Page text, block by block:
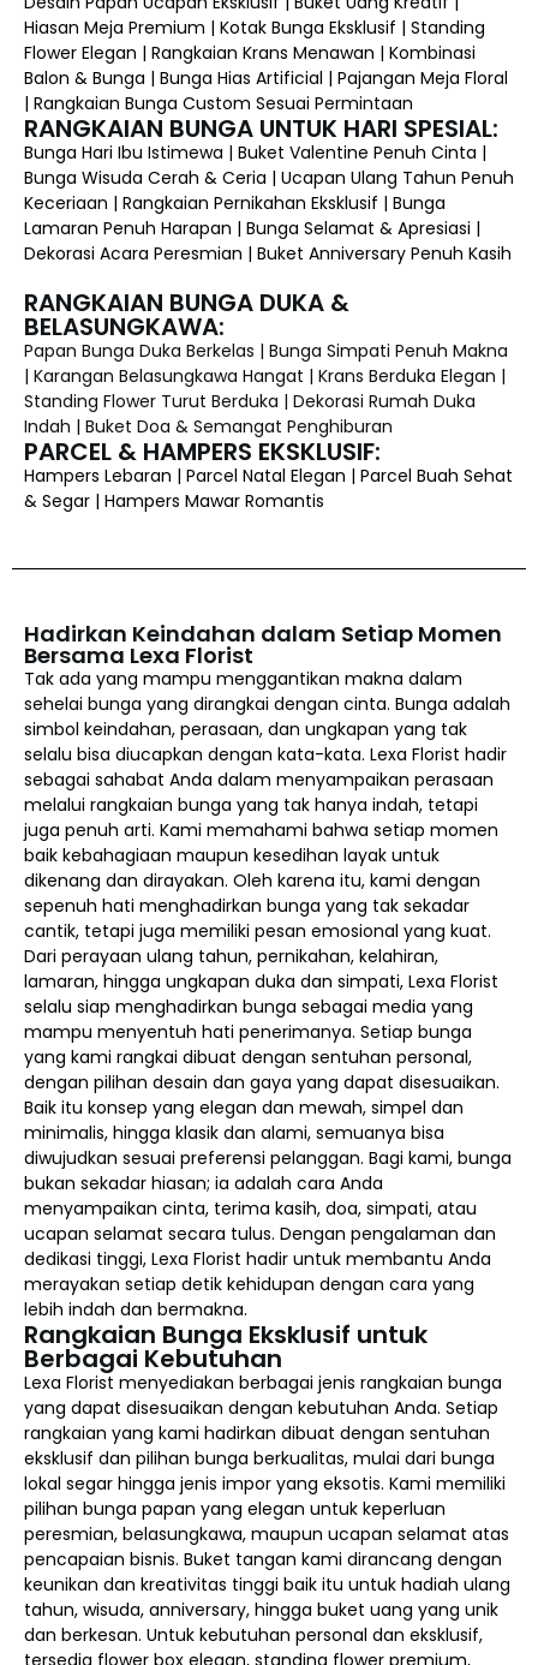
Hiasan Meja Premium | Kotak Bunga Eksklusif | Standing
Flower Elegan | Rangkaian Krans Menawan | Kombinasi
Balon & Bunga | Bunga Hias Artificial | Pajangan Meja Floral
| Rangkaian Bunga Custom Sesuai Permintaan
RANGKAIAN BUNGA UNTUK HARI SPESIAL:
Bunga Hari Ibu Istimewa | Buket Valentine Penuh Cinta |
Bunga Wisuda Cerah & Ceria | Ucapan Ulang Tahun Penuh
Keceriaan | Rangkaian Pernikahan Eksklusif | Bunga
Lamaran Penuh Harapan | Bunga Selamat & Apresiasi |
Dekorasi Acara Peresmian | Buket Anniversary Penuh Kasih
RANGKAIAN BUNGA DUKA &
BELASUNGKAWA:
Papan Bunga Duka Berkelas | Bunga Simpati Penuh Makna
| Karangan Belasungkawa Hangat | Krans Berduka Elegan |
Standing Flower Turut Berduka | Dekorasi Rumah Duka
Indah | Buket Doa & Semangat Penghiburan
PARCEL & HAMPERS EKSKLUSIF:
Hampers Lebaran | Parcel Natal Elegan | Parcel Buah Sehat
& Segar | Hampers Mawar Romantis
Hadirkan Keindahan dalam Setiap Momen
Bersama Lexa Florist
Tak ada yang mampu menggantikan makna dalam
sehelai bunga yang dirangkai dengan cinta. Bunga adalah
simbol keindahan, perasaan, dan ungkapan yang tak
selalu bisa diucapkan dengan kata-kata. Lexa Florist hadir
sebagai sahabat Anda dalam menyampaikan perasaan
melalui rangkaian bunga yang tak hanya indah, tetapi
juga penuh arti. Kami memahami bahwa setiap momen
baik kebahagiaan maupun kesedihan layak untuk
dikenang dan dirayakan. Oleh karena itu, kami dengan
sepenuh hati menghadirkan bunga yang tak sekadar
cantik, tetapi juga memiliki pesan emosional yang kuat.
Dari perayaan ulang tahun, pernikahan, kelahiran,
lamaran, hingga ungkapan duka dan simpati, Lexa Florist
selalu siap menghadirkan bunga sebagai media yang
mampu menyentuh hati penerimanya. Setiap bunga
yang kami rangkai dibuat dengan sentuhan personal,
dengan pilihan desain dan gaya yang dapat disesuaikan.
Baik itu konsep yang elegan dan mewah, simpel dan
minimalis, hingga klasik dan alami, semuanya bisa
diwujudkan sesuai preferensi pelanggan. Bagi kami, bunga
bukan sekadar hiasan; ia adalah cara Anda
menyampaikan cinta, terima kasih, doa, simpati, atau
ucapan selamat secara tulus. Dengan pengalaman dan
dedikasi tinggi, Lexa Florist hadir untuk membantu Anda
merayakan setiap detik kehidupan dengan cara yang
lebih indah dan bermakna.
Rangkaian Bunga Eksklusif untuk
Berbagai Kebutuhan
Lexa Florist menyediakan berbagai jenis rangkaian bunga
yang dapat disesuaikan dengan kebutuhan Anda. Setiap
rangkaian yang kami hadirkan dibuat dengan sentuhan
eksklusif dan pilihan bunga berkualitas, mulai dari bunga
lokal segar hingga jenis impor yang eksotis. Kami memiliki
pilihan bunga papan yang elegan untuk keperluan
peresmian, belasungkawa, maupun ucapan selamat atas
pencapaian bisnis. Buket tangan kami dirancang dengan
keunikan dan kreativitas tinggi baik itu untuk hadiah ulang
tahun, wisuda, anniversary, hingga buket uang yang unik
dan berkesan. Untuk kebutuhan personal dan eksklusif,
tersedia flower box elegan, standing flower premium,